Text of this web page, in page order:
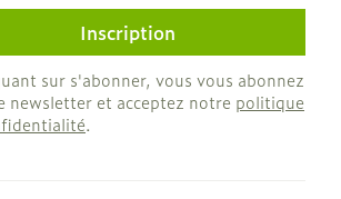
Inscription
sur s'abonner, vous vous abonnez
newsletter et acceptez notre politique
.